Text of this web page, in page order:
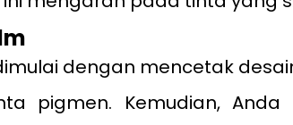
dengan mencetak
pigmen. Kemudian,